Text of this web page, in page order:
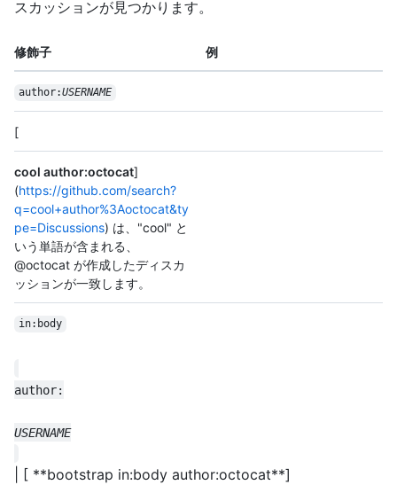
スカッションが見つかります。
修飾子 例
author:USERNAME
[
cool author:octocat]
(https://github.com/search?
q=cool+author%3Aoctocat&ty
pe=Discussions) は、"cool" と
いう単語が含まれる、
@octocat が作成したディスカ
ッションが一致します。
in:body
| [ **bootstrap in:body author:octocat**]